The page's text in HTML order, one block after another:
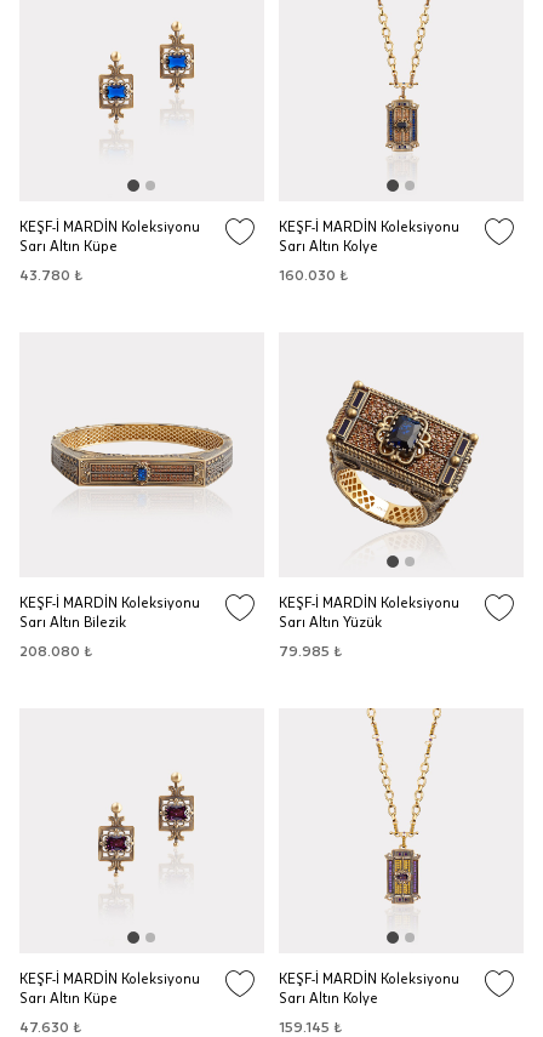
KEŞF-İ MARDİN Koleksiyonu
Sarı Altın Küpe
43.780 ₺
KEŞF-İ MARDİN Koleksiyonu
Sarı Altın Kolye
160.030 ₺
KEŞF-İ MARDİN Koleksiyonu
Sarı Altın Bilezik
208.080 ₺
KEŞF-İ MARDİN Koleksiyonu
Sarı Altın Yüzük
79.985 ₺
KEŞF-İ MARDİN Koleksiyonu
Sarı Altın Küpe
47.630 ₺
KEŞF-İ MARDİN Koleksiyonu
Sarı Altın Kolye
159.145 ₺